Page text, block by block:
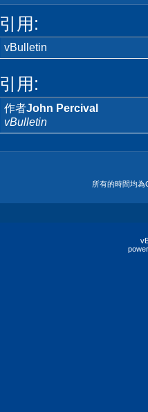
引用:
vBulletin
引用:
作者John Percival
vBulletin
所有的時間均為